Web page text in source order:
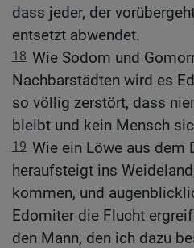
dass jeder, der
entsetzt abwendet.
18 Wie Sodom und
Nachbarstädten wird es
so völlig zerstört, dass
bleibt und kein Mensch
19 Wie ein Löwe aus dem
heraufsteigt ins
kommen, und
Edomiter die Flucht
den Mann, den ich dazu